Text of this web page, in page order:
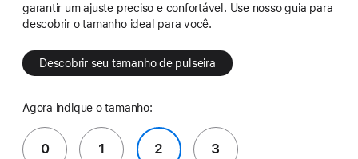
garantir um ajuste preciso e confortável. Use nosso guia para
descobrir o tamanho ideal para você.
Descobrir seu tamanho de pulseira
Agora indique o tamanho:
0 1 2 3